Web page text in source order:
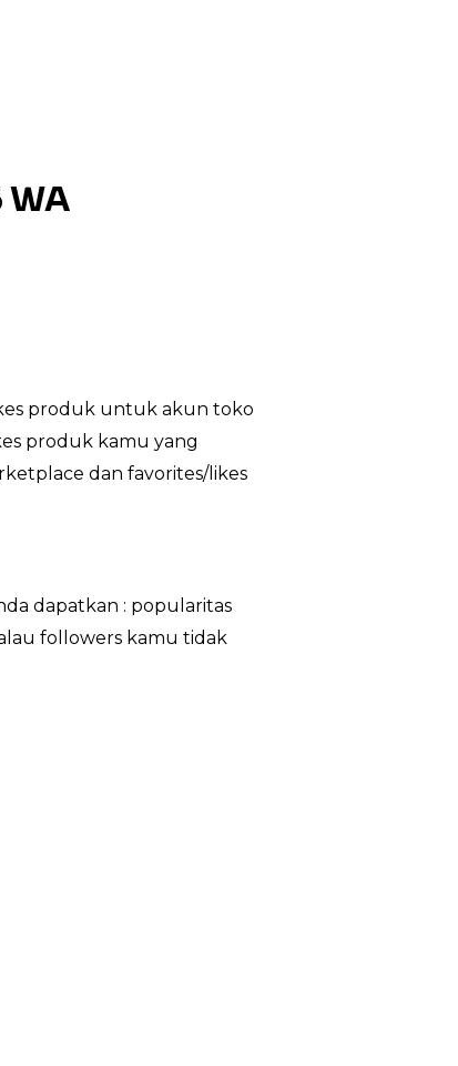
produk untuk akun toko
produk kamu yang
dan favorites/likes
dapatkan : popularitas
followers kamu tidak